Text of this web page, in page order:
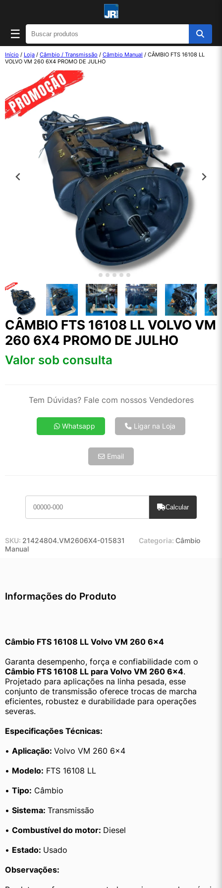
☰
Início / Loja / Câmbio / Transmissão / Câmbio Manual / CÂMBIO FTS 16108 LL
VOLVO VM 260 6X4 PROMO DE JULHO
CÂMBIO FTS 16108 LL VOLVO VM
260 6X4 PROMO DE JULHO
Valor sob consulta
Tem Dúvidas? Fale com nossos Vendedores
Whatsapp Ligar na Loja
Email
Calcular
SKU: 21424804.VM2606X4-015831 Categoria: Câmbio
Manual
Informações do Produto
Câmbio FTS 16108 LL Volvo VM 260 6×4
Câmbio FTS 16108 LL para Volvo VM 260 6×4.
Projetado para aplicações na linha pesada, esse
conjunto de transmissão oferece trocas de marcha
eficientes, robustez e durabilidade para operações
severas.
Especificações Técnicas:
• Aplicação: Volvo VM 260 6×4
• Modelo: FTS 16108 LL
• Tipo: Câmbio
• Sistema: Transmissão
• Combustível do motor: Diesel
• Estado: Usado
Observações: